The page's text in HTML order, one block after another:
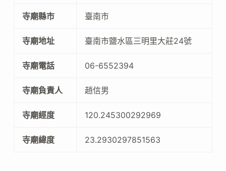
寺廟縣市 臺南市
寺廟地址 臺南市鹽水區三明里大莊24號
寺廟電話 06-6552394
寺廟負責人 趙信男
寺廟經度 120.245300292969
寺廟緯度 23.2930297851563